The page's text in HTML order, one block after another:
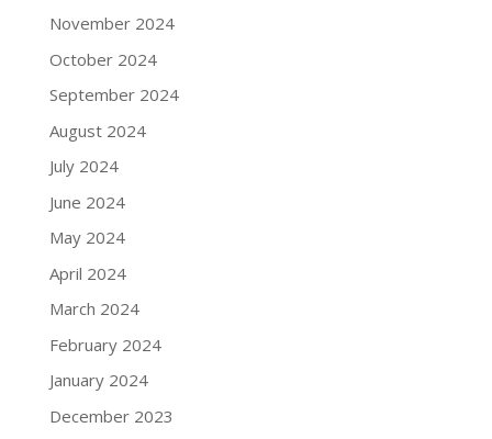
November 2024
October 2024
September 2024
August 2024
July 2024
June 2024
May 2024
April 2024
March 2024
February 2024
January 2024
December 2023